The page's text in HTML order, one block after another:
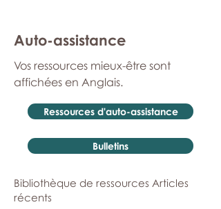
Auto-assistance
Vos ressources mieux-être sont
affichées en Anglais.
Ressources d'auto-assistance
Bulletins
Bibliothèque de ressources Articles
récents